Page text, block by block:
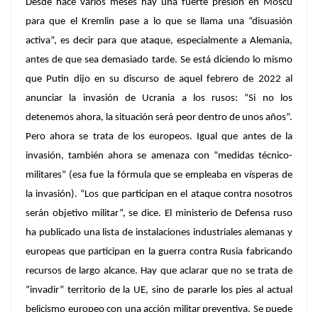
Desde hace varios meses hay una fuerte presión en Moscú
para que el Kremlin pase a lo que se llama una “disuasión
activa”, es decir para que ataque, especialmente a Alemania,
antes de que sea demasiado tarde. Se está diciendo lo mismo
que Putin dijo en su discurso de aquel febrero de 2022 al
anunciar la invasión de Ucrania a los rusos: “Si no los
detenemos ahora, la situación será peor dentro de unos años”.
Pero ahora se trata de los europeos. Igual que antes de la
invasión, también ahora se amenaza con “medidas técnico-
militares” (esa fue la fórmula que se empleaba en vísperas de
la invasión). “Los que participan en el ataque contra nosotros
serán objetivo militar”, se dice. El ministerio de Defensa ruso
ha publicado una lista de instalaciones industriales alemanas y
europeas que participan en la guerra contra Rusia fabricando
recursos de largo alcance. Hay que aclarar que no se trata de
“invadir” territorio de la UE, sino de pararle los pies al actual
belicismo europeo con una acción militar preventiva. Se puede